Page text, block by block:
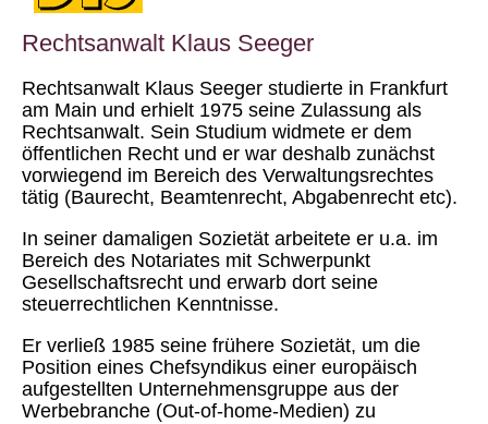
Rechtsanwalt Klaus Seeger
Rechtsanwalt Klaus Seeger studierte in Frankfurt
am Main und erhielt 1975 seine Zulassung als
Rechtsanwalt. Sein Studium widmete er dem
öffentlichen Recht und er war deshalb zunächst
vorwiegend im Bereich des Verwaltungsrechtes
tätig (Baurecht, Beamtenrecht, Abgabenrecht etc).
In seiner damaligen Sozietät arbeitete er u.a. im
Bereich des Notariates mit Schwerpunkt
Gesellschaftsrecht und erwarb dort seine
steuerrechtlichen Kenntnisse.
Er verließ 1985 seine frühere Sozietät, um die
Position eines Chefsyndikus einer europäisch
aufgestellten Unternehmensgruppe aus der
Werbebranche (Out-of-home-Medien) zu